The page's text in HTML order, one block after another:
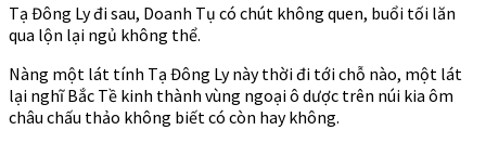
Tạ Đông Ly đi sau, Doanh Tụ có chút không quen, buổi tối lăn
qua lộn lại ngủ không thể.
Nàng một lát tính Tạ Đông Ly này thời đi tới chỗ nào, một lát
lại nghĩ Bắc Tề kinh thành vùng ngoại ô dược trên núi kia ôm
châu chấu thảo không biết có còn hay không.